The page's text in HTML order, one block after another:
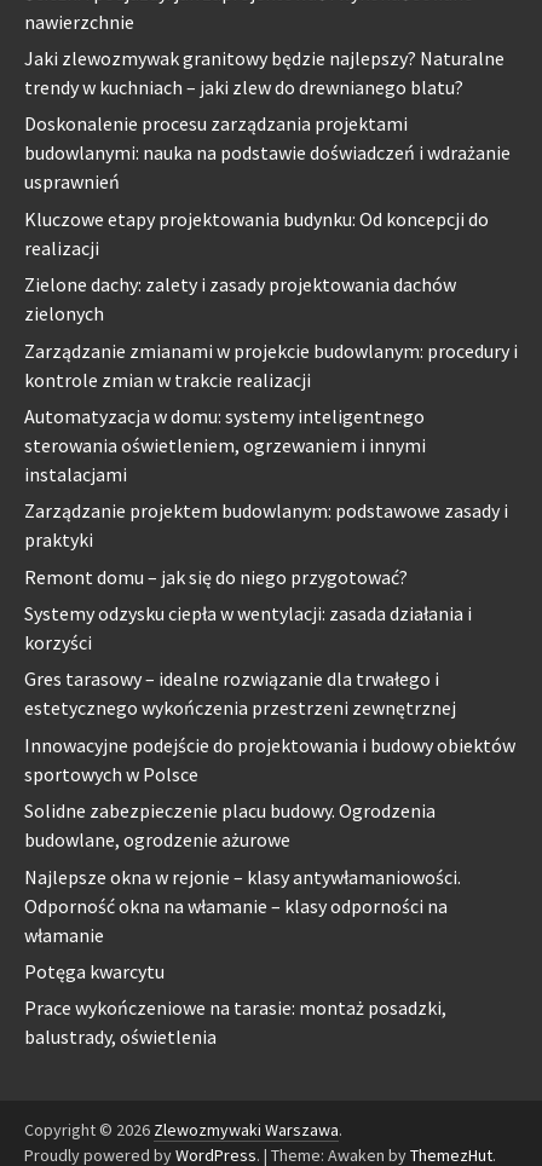
nawierzchnie
Jaki zlewozmywak granitowy będzie najlepszy? Naturalne
trendy w kuchniach – jaki zlew do drewnianego blatu?
Doskonalenie procesu zarządzania projektami
budowlanymi: nauka na podstawie doświadczeń i wdrażanie
usprawnień
Kluczowe etapy projektowania budynku: Od koncepcji do
realizacji
Zielone dachy: zalety i zasady projektowania dachów
zielonych
Zarządzanie zmianami w projekcie budowlanym: procedury i
kontrole zmian w trakcie realizacji
Automatyzacja w domu: systemy inteligentnego
sterowania oświetleniem, ogrzewaniem i innymi
instalacjami
Zarządzanie projektem budowlanym: podstawowe zasady i
praktyki
Remont domu – jak się do niego przygotować?
Systemy odzysku ciepła w wentylacji: zasada działania i
korzyści
Gres tarasowy – idealne rozwiązanie dla trwałego i
estetycznego wykończenia przestrzeni zewnętrznej
Innowacyjne podejście do projektowania i budowy obiektów
sportowych w Polsce
Solidne zabezpieczenie placu budowy. Ogrodzenia
budowlane, ogrodzenie ażurowe
Najlepsze okna w rejonie – klasy antywłamaniowości.
Odporność okna na włamanie – klasy odporności na
włamanie
Potęga kwarcytu
Prace wykończeniowe na tarasie: montaż posadzki,
balustrady, oświetlenia
Copyright © 2026 Zlewozmywaki Warszawa.
Proudly powered byWordPress. | Theme: Awaken byThemezHut.